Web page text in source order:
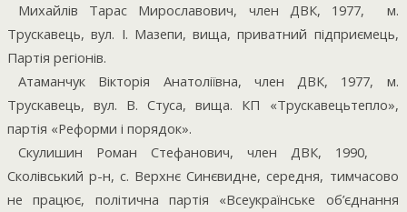
Михайлів Тарас Мирославович, член ДВК, 1977,
м.
Трускавець, вул. І. Мазепи, вища, приватний підприємець,
Партія регіонів.
Атаманчук Вікторія Анатоліївна, член ДВК, 1977, м.
Трускавець, вул. В. Стуса, вища. КП «Трускавецьтепло»,
партія «Реформи і порядок».
Скулишин Роман Стефанович, член ДВК, 1990,
Сколівський р-н, с. Верхнє Синєвидне, середня, тимчасово
не працює, політична партія «Всеукраїнське об’єднання